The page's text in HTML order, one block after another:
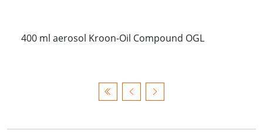
400 ml aerosol Kroon-Oil Compound OGL